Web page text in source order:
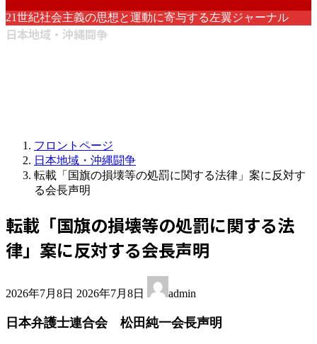
21世紀社会主義の思想と運動に寄与する左翼ジャーナル
日本地域・沖縄闘争
フロントページ
日本地域・沖縄闘争
転載「国旗の損壊等の処罰に関する法律」案に反対す
る会長声明
転載「国旗の損壊等の処罰に関する法
律」案に反対する会長声明
2026年7月8日 終
新
2026年7月8日 admin
日本弁護士連合会 松田純一会長声明